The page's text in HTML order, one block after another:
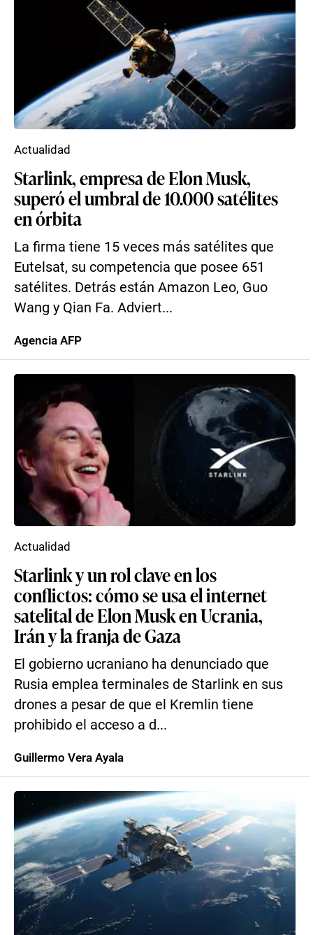
Starlink, empresa de Elon Musk,
superó el umbral de 10.000 satélites
en órbita
La firma tiene 15 veces más satélites que
Eutelsat, su competencia que posee 651
satélites. Detrás están Amazon Leo, Guo
Wang y Qian Fa. Adviert...
Actualidad
Agencia AFP
Starlink y un rol clave en los
conflictos: cómo se usa el internet
satelital de Elon Musk en Ucrania,
Irán y la franja de Gaza
El gobierno ucraniano ha denunciado que
Rusia emplea terminales de Starlink en sus
drones a pesar de que el Kremlin tiene
prohibido el acceso a d...
Actualidad
Guillermo Vera Ayala